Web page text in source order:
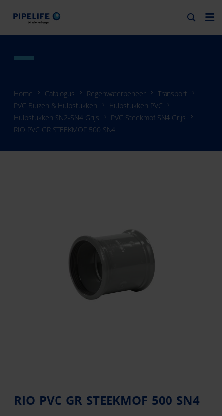
Home Catalogus Regenwaterbeheer
Transport
PVC Buizen & Hulpstukken
Hulpstukken PVC
Hulpstukken SN2-SN4 Grijs
PVC Steekmof SN4 Grijs
RIO PVC GR STEEKMOF 500 SN4
RIO PVC GR STEEKMOF 500 SN4